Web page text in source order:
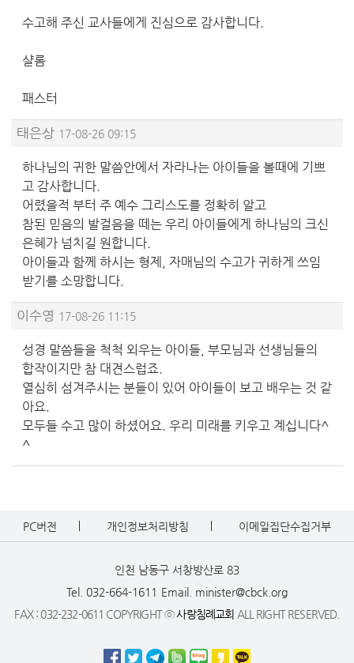
수고해 주신 교사들에게 진심으로 감사합니다.
샬롬
패스터
태은상 17-08-26 09:15
하나님의 귀한 말씀안에서 자라나는 아이들을 볼때에 기쁘
고 감사합니다.
어렸을적 부터 주 예수 그리스도를 정확히 알고
참된 믿음의 발걸음을 떼는 우리 아이들에게 하나님의 크신
은혜가 넘치길 원합니다.
아이들과 함께 하시는 형제, 자매님의 수고가 귀하게 쓰임
받기를 소망합니다.
이수영 17-08-26 11:15
성경 말씀들을 척척 외우는 아이들, 부모님과 선생님들의
합작이지만 참 대견스럽죠.
열심히 섬겨주시는 분들이 있어 아이들이 보고 배우는 것 같
아요.
모두들 수고 많이 하셨어요. 우리 미래를 키우고 계십니다^
^
PC버전 개인정보처리방침 이메일집단수집거부
인천 남동구 서창방산로 83
Tel. 032-664-1611 Email. minister@cbck.org
FAX : 032-232-0611 COPYRIGHT ⓒ사랑침례교회 ALL RIGHT RESERVED.